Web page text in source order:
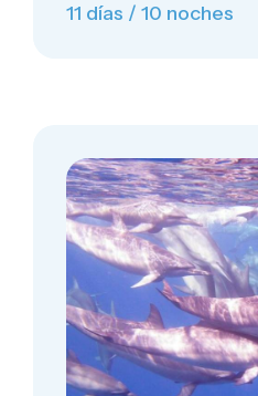
11 días / 10 noches